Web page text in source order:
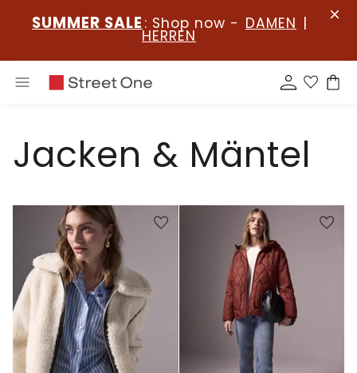
SUMMER SALE : Shop now - DAMEN |
HERREN
Jacken & Mäntel